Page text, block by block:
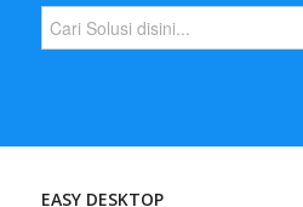
EASY DESKTOP